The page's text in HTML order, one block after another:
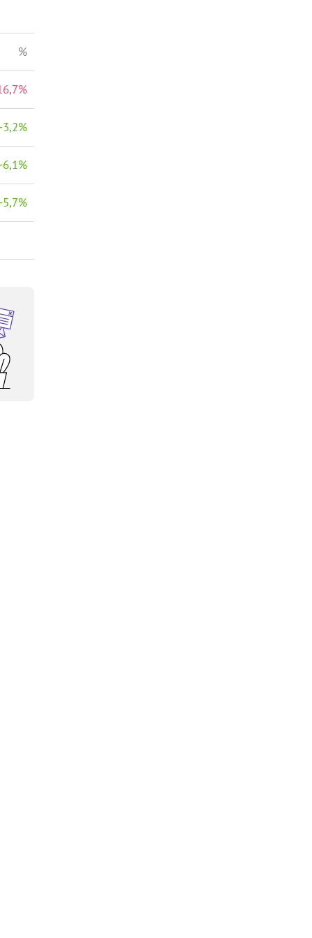
%
%
3,2%
6,1%
5,7%